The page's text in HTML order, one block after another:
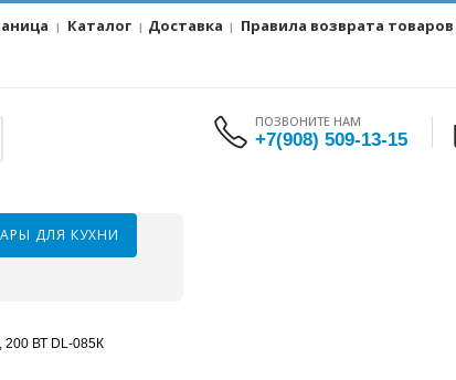
| Каталог | Доставка | Правила возврата товаров
ПОЗВОНИТЕ НАМ
+7(908) 509-13-15
ДЛЯ КУХНИ
ВТ DL-085К